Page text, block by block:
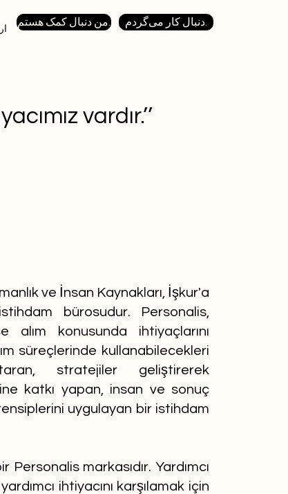
من دنبال کمک هستم.
vardır.’’
ve İnsan Kaynakları, İşkur'a
bürosudur. Personalis,
alım konusunda ihtiyaçlarını
süreçlerinde kullanabilecekleri
stratejiler geliştirerek
katkı yapan, insan ve sonuç
uygulayan bir istihdam
Personalis markasıdır. Yardımcı
ihtiyacını karşılamak için